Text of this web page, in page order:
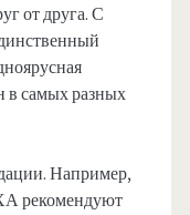
от друга. С
в самых разных
Например,
рекомендуют